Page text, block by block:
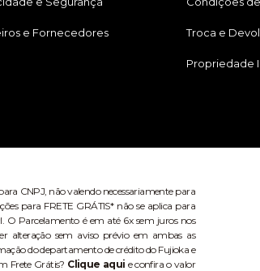
e Fornecedores Troca e
Propriedade
CNPJ, não valendo necessariamente para
para FRETE GRÁTIS* não se aplica para
O Parcelamento é em até 6x sem juros nos
alteração sem aviso prévio em ambas as
do departamento de crédito do Fujioka e
Frete Grátis? Clique aqui e confira o valor